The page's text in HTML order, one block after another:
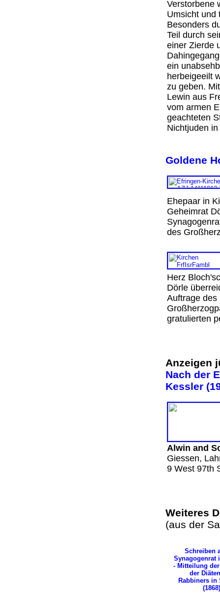
Verstorbene
Umsicht und
Besonders
Teil durch
einer Zierde
ein
herbeigeeilt
zu geben.
Lewin aus
vom armen
geachteten
Nichtjuden
Goldene
Ehepaar in
Geheimrat
des
Herz
Dörle
Auftrage des
gratulierten
Anzeigen
Nach der
Kessler
Alwin and
Giessen,
9 West
Weiteres
(aus der
Schreiben
Synagogenrat
- Mitteilung
der
Rabbiners in
(1868)